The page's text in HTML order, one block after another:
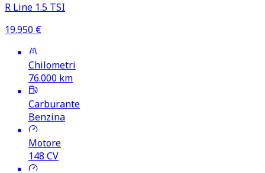
R Line 1.5 TSI
19.950 €
Chilometri
76.000 km
Carburante
Benzina
Motore
148 CV